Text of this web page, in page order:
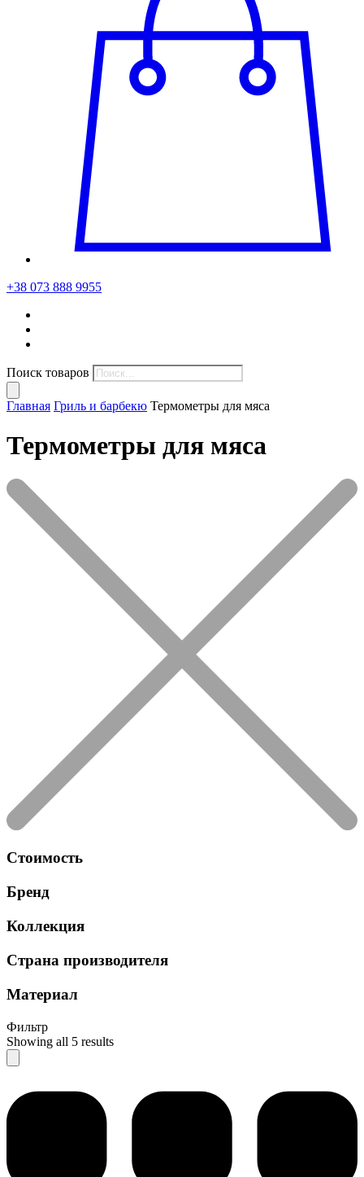
+38 073 888 9955
Поиск товаров
Главная Гриль и барбекю Термометры для мяса
Термометры для мяса
Стоимость
Бренд
Коллекция
Страна производителя
Материал
Фильтр
Showing all 5 results